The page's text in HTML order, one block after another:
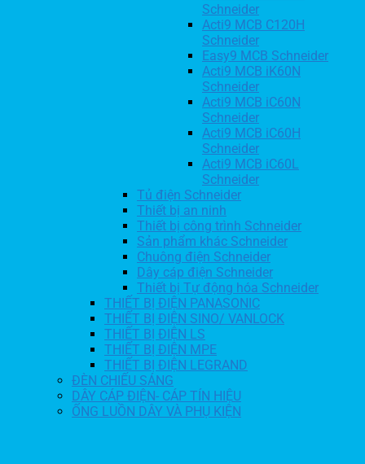
Schneider
Acti9 MCB C120H
Schneider
Easy9 MCB Schneider
Acti9 MCB iK60N
Schneider
Acti9 MCB iC60N
Schneider
Acti9 MCB iC60H
Schneider
Acti9 MCB iC60L
Schneider
Tủ điện Schneider
Thiết bị an ninh
Thiết bị công trình Schneider
Sản phẩm khác Schneider
Chuông điện Schneider
Dây cáp điện Schneider
Thiết bị Tự động hóa Schneider
THIẾT BỊ ĐIỆN PANASONIC
THIẾT BỊ ĐIỆN SINO/ VANLOCK
THIẾT BỊ ĐIỆN LS
THIẾT BỊ ĐIỆN MPE
THIẾT BỊ ĐIỆN LEGRAND
ĐÈN CHIẾU SÁNG
DÂY CÁP ĐIỆN- CÁP TÍN HIỆU
ỐNG LUỒN DÂY VÀ PHỤ KIỆN